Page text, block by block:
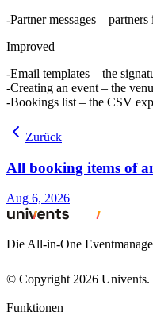
Partner messages – partners
Improved
Email templates – the
Creating an event – the
Bookings list – the CSV
Zurück
All booking items of
Aug 6, 2026
Die All-in-One
© Copyright 2026 Univents.
Funktionen